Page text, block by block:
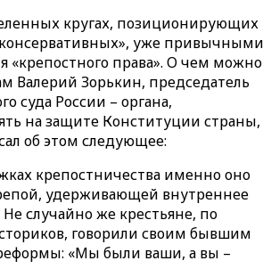
кругах, позиционирующих
уже привычными
«крепостного права». О чем можно
Валерий Зорькин, председатель
суда России – органа,
на защите Конституции страны,
об этом следующее:
крепостничества именно оно
удерживающей внутреннее
случайно же крестьяне, по
говорили своим бывшим
«Мы были ваши, а вы –